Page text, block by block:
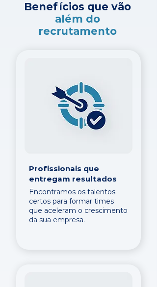
Benefícios que vão
além do
recrutamento
Profissionais que
entregam resultados
Encontramos os talentos
certos para formar times
que aceleram o crescimento
da sua empresa.